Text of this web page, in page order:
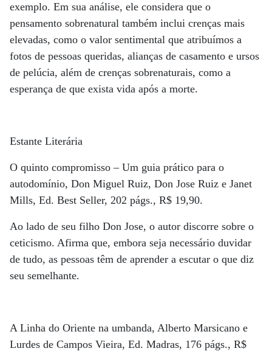
exemplo. Em sua análise, ele considera que o
pensamento sobrenatural também inclui crenças mais
elevadas, como o valor sentimental que atribuímos a
fotos de pessoas queridas, alianças de casamento e ursos
de pelúcia, além de crenças sobrenaturais, como a
esperança de que exista vida após a morte.
Estante Literária
O quinto compromisso – Um guia prático para o
autodomínio, Don Miguel Ruiz, Don Jose Ruiz e Janet
Mills, Ed. Best Seller, 202 págs., R$ 19,90.
Ao lado de seu filho Don Jose, o autor discorre sobre o
ceticismo. Afirma que, embora seja necessário duvidar
de tudo, as pessoas têm de aprender a escutar o que diz
seu semelhante.
A Linha do Oriente na umbanda, Alberto Marsicano e
Lurdes de Campos Vieira, Ed. Madras, 176 págs., R$